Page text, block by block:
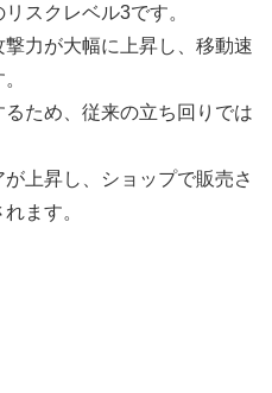
スクレベル3です。
力が大幅に上昇し、移動速
ため、従来の立ち回りでは
上昇し、ショップで販売さ
ます。